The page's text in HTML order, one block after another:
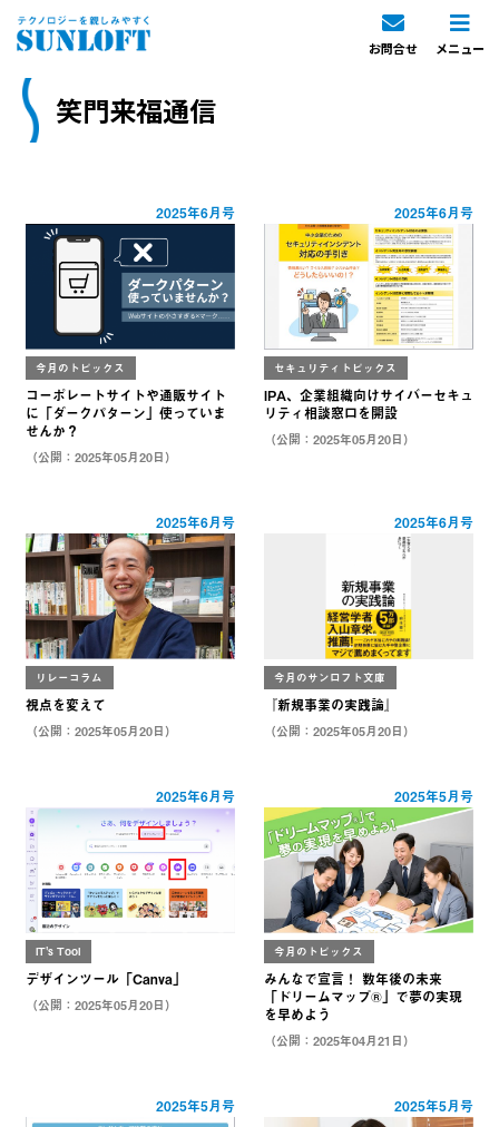
メニュー
お問合せ
笑門来福通信
2025年6月号
今月のトピックス
コーポレートサイトや通販サイト
に「ダークパターン」使っていま
せんか？
（公開：2025年05月20日）
2025年6月号
セキュリティトピックス
IPA、企業組織向けサイバーセキュ
リティ相談窓口を開設
（公開：2025年05月20日）
2025年6月号
リレーコラム
視点を変えて
（公開：2025年05月20日）
2025年6月号
今月のサンロフト文庫
『新規事業の実践論』
（公開：2025年05月20日）
2025年6月号
IT's Tool
デザインツール「Canva」
（公開：2025年05月20日）
2025年5月号
今月のトピックス
みんなで宣言！ 数年後の未来
「ドリームマップ®」で夢の実現
を早めよう
（公開：2025年04月21日）
2025年5月号 2025年5月号